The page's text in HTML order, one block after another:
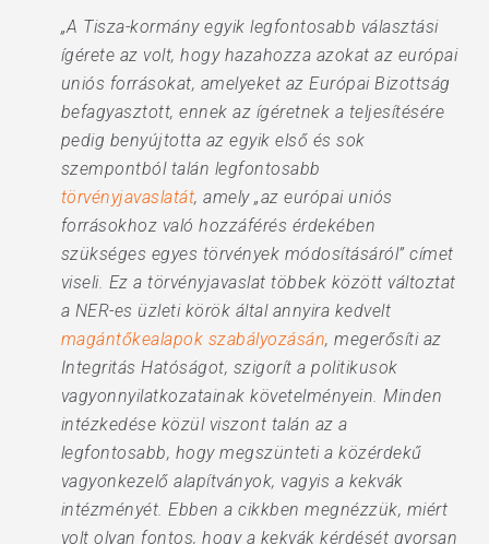
„A Tisza-kormány egyik legfontosabb választási
ígérete az volt, hogy hazahozza azokat az európai
uniós forrásokat, amelyeket az Európai Bizottság
befagyasztott, ennek az ígéretnek a teljesítésére
pedig benyújtotta az egyik első és sok
szempontból talán legfontosabb
törvényjavaslatát, amely „az európai uniós
forrásokhoz való hozzáférés érdekében
szükséges egyes törvények módosításáról” címet
viseli. Ez a törvényjavaslat többek között változtat
a NER-es üzleti körök által annyira kedvelt
magántőkealapok szabályozásán, megerősíti az
Integritás Hatóságot, szigorít a politikusok
vagyonnyilatkozatainak követelményein. Minden
intézkedése közül viszont talán az a
legfontosabb, hogy megszünteti a közérdekű
vagyonkezelő alapítványok, vagyis a kekvák
intézményét. Ebben a cikkben megnézzük, miért
volt olyan fontos, hogy a kekvák kérdését gyorsan